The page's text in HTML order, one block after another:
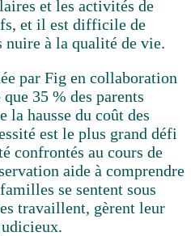
et les activités de
et il est difficile de
nuire à la qualité de vie.
par Fig en collaboration
que 35 % des parents
la hausse du coût des
est le plus grand défi
confrontés au cours de
aide à comprendre
se sentent sous
travaillent, gèrent leur